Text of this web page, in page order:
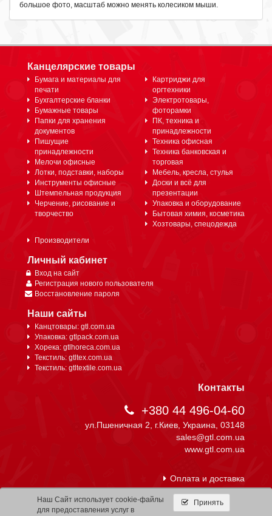
большое фото, масштаб можно менять колесиком мыши.
Канцелярские товары
Бумага и материалы для
печати
Бухгалтерские бланки
Бумажные товары
Папки для хранения
документов
Пишущие
принадлежности
Мелочи офисные
Лотки, подставки, наборы
Инструменты офисные
Штемпельная продукция
Черчение, рисование и
творчество
Картриджи для
оргтехники
Электротовары,
фоторамки
ПК, техника и
принадлежности
Техника офисная
Техника банковская и
торговая
Мебель, кресла, стулья
Доски и всё для
презентации
Упаковка и оборудование
Бытовая химия, косметика
Хозтовары, спецодежда
Производители
Личный кабинет
Вход на сайт
Регистрация нового пользователя
Восстановление пароля
Наши сайты
Канцтовары: gtl.com.ua
Упаковка: gtlpack.com.ua
Хорека: gtlhoreca.com.ua
Текстиль: gtltex.com.ua
Текстиль: gtltextile.com.ua
Контакты
+380 44 496-04-60
ул.Пшеничная 2, г.Киев, Украина, 03148
sales@gtl.com.ua
www.gtl.com.ua
Оплата и доставка
Принять
Наш Сайт использует cookie-файлы
для предоставления услуг в